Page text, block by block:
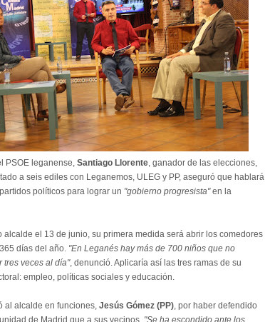
PSOE leganense, Santiago Llorente, ganador de las elecciones,
a seis ediles con Leganemos, ULEG y PP, aseguró que hablará
políticos para lograr un "gobierno progresista"en la
alcalde el 13 de junio, su primera medida será abrir los comedores
días del año. "En Leganés hay más de 700 niños que no
tres veces al día", denunció. Aplicaría así las tres ramas de su
empleo, políticas sociales y educación.
al alcalde en funciones, Jesús Gómez (PP), por haber defendido
de Madrid que a sus vecinos. "Se ha escondido ante los